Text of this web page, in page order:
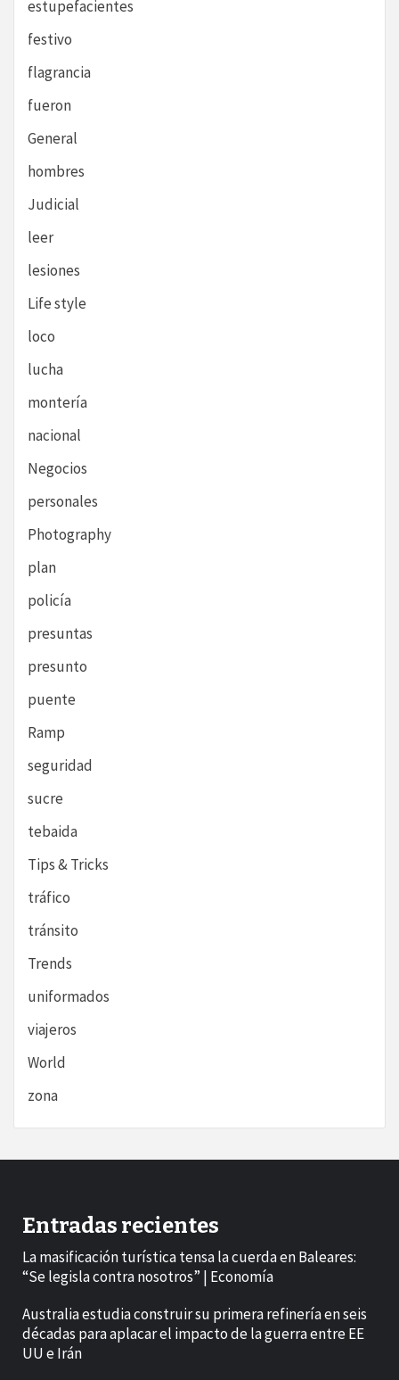
estupefacientes
festivo
flagrancia
fueron
General
hombres
Judicial
leer
lesiones
Life style
loco
lucha
montería
nacional
Negocios
personales
Photography
plan
policía
presuntas
presunto
puente
Ramp
seguridad
sucre
tebaida
Tips & Tricks
tráfico
tránsito
Trends
uniformados
viajeros
World
zona
Entradas recientes
La masificación turística tensa la cuerda en Baleares:
“Se legisla contra nosotros” | Economía
Australia estudia construir su primera refinería en seis
décadas para aplacar el impacto de la guerra entre EE
UU e Irán